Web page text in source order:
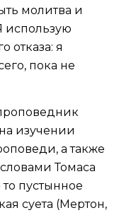
молитва и
использую
отказа: я
пока не
изучении
а также
Томаса
пустынное
суета (Мертон,